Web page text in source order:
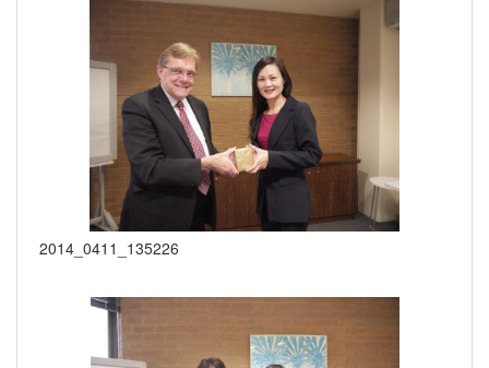
2014_0411_135226